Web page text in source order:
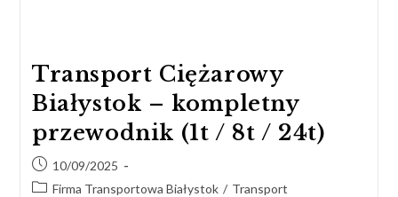
Transport Ciężarowy
Białystok – kompletny
przewodnik (1t / 8t / 24t)
10/09/2025
Firma Transportowa Białystok / Transport